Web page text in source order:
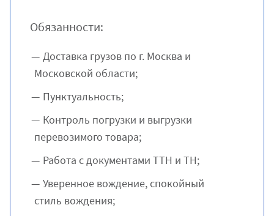
Обязанности:
Доставка грузов по г. Москва и
Московской области;
Пунктуальность;
Контроль погрузки и выгрузки
перевозимого товара;
Работа с документами ТТН и ТН;
Уверенное вождение, спокойный
стиль вождения;